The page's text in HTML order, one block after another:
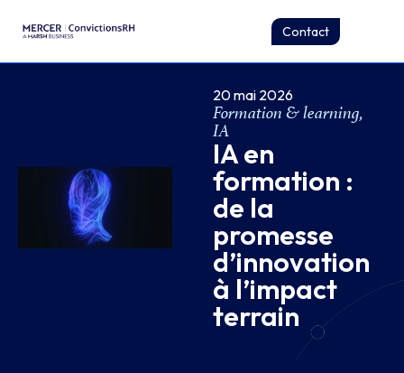
Contact
20 mai 2026
Formation & learning,
IA
IA en
formation :
de la
promesse
d’innovation
à l’impact
terrain